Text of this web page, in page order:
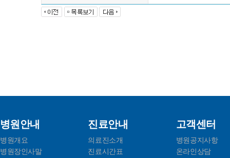
병원안내
병원개요
병원장인사말
진료안내
의료진소개
진료시간표
고객센터
병원공지사항
온라인상담